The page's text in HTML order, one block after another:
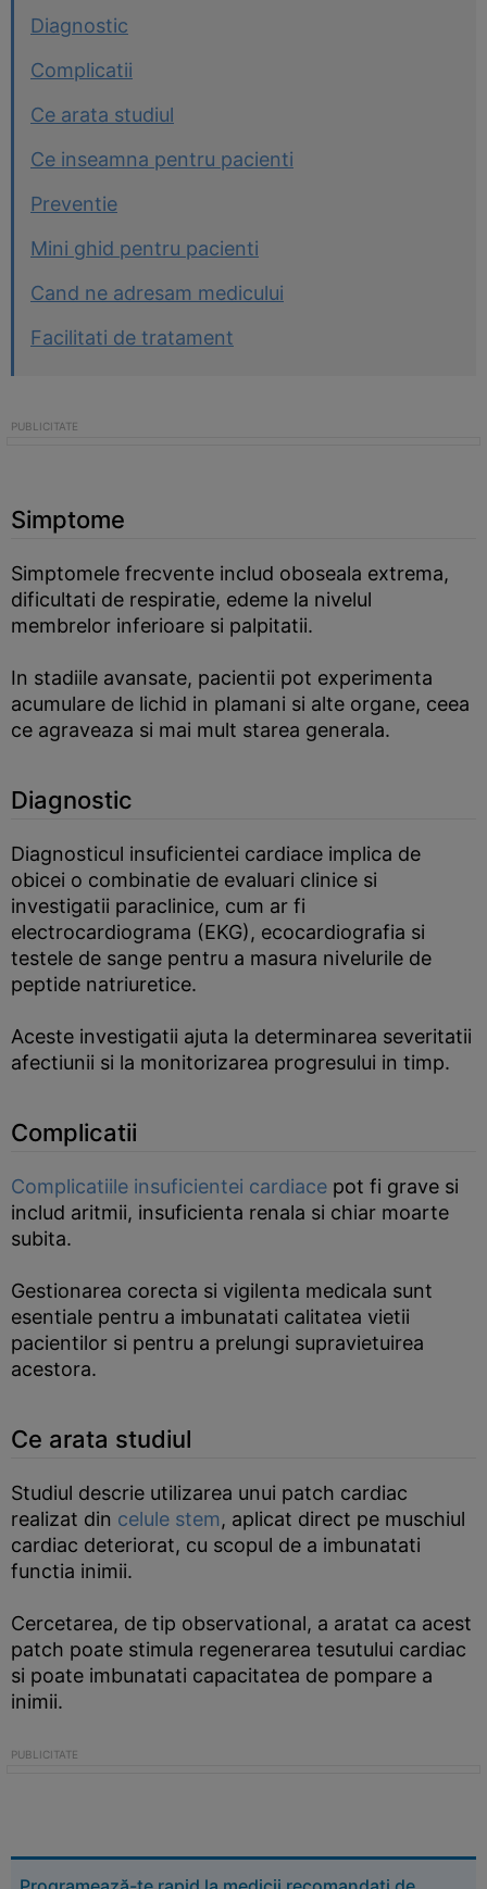
Diagnostic
Complicatii
Ce arata studiul
Ce inseamna pentru pacienti
Preventie
Mini ghid pentru pacienti
Cand ne adresam medicului
Facilitati de tratament
Simptome
Simptomele frecvente includ oboseala extrema,
dificultati de respiratie, edeme la nivelul
membrelor inferioare si palpitatii.
In stadiile avansate, pacientii pot experimenta
acumulare de lichid in plamani si alte organe, ceea
ce agraveaza si mai mult starea generala.
Diagnostic
Diagnosticul insuficientei cardiace implica de
obicei o combinatie de evaluari clinice si
investigatii paraclinice, cum ar fi
electrocardiograma (EKG), ecocardiografia si
testele de sange pentru a masura nivelurile de
peptide natriuretice.
Aceste investigatii ajuta la determinarea severitatii
afectiunii si la monitorizarea progresului in timp.
Complicatii
Complicatiile insuficientei cardiace pot fi grave si
includ aritmii, insuficienta renala si chiar moarte
subita.
Gestionarea corecta si vigilenta medicala sunt
esentiale pentru a imbunatati calitatea vietii
pacientilor si pentru a prelungi supravietuirea
acestora.
Ce arata studiul
Studiul descrie utilizarea unui patch cardiac
realizat din celule stem, aplicat direct pe muschiul
cardiac deteriorat, cu scopul de a imbunatati
functia inimii.
Cercetarea, de tip observational, a aratat ca acest
patch poate stimula regenerarea tesutului cardiac
si poate imbunatati capacitatea de pompare a
inimii.